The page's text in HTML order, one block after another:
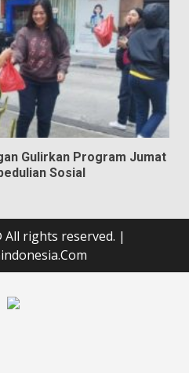
Gulirkan Program Jumat
Sosial
rights reserved. |